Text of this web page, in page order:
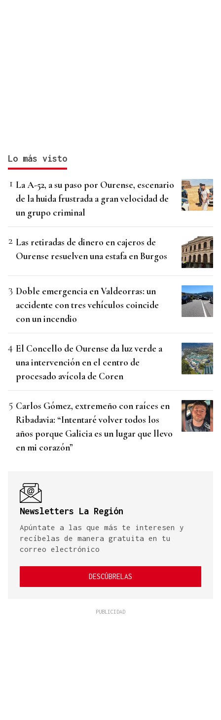
Lo más visto
La A-52, a su paso por Ourense, escenario
de la huida frustrada a gran velocidad de
un grupo criminal
Las retiradas de dinero en cajeros de
Ourense resuelven una estafa en Burgos
Doble emergencia en Valdeorras: un
accidente con tres vehículos coincide
con un incendio
El Concello de Ourense da luz verde a
una intervención en el centro de
procesado avícola de Coren
Carlos Gómez, extremeño con raíces en
Ribadavia: “Intentaré volver todos los
años porque Galicia es un lugar que llevo
en mi corazón”
Newsletters La Región
Apúntate a las que más te interesen y
recíbelas de manera gratuita en tu
correo electrónico
DESCÚBRELAS